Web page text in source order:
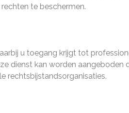
te beschermen.
u toegang krijgt tot
dienst kan worden aangeboden
rechtsbijstandsorganisaties.